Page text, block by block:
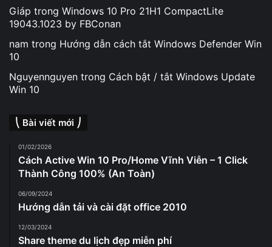
Giáp trong Windows 10 Pro 21H1 CompactLite
19043.1023 by FBConan
nam trong Hướng dẫn cách tắt Windows Defender Win
10
Nguyennguyen trong Cách bật / tắt Windows Update
Win 10
⎝ Bài viết mới ⎠
01/02/2026
Cách Active Win 10 Pro/Home Vĩnh Viễn – 1 Click
Thành Công 100% (An Toàn)
06/09/2024
Hướng dẫn tải và cài đặt office 2010
12/03/2024
Share theme du lịch đẹp miễn phí